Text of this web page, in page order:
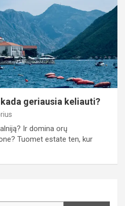
geriausia keliauti?
Ir domina orų
Tuomet estate ten, kur